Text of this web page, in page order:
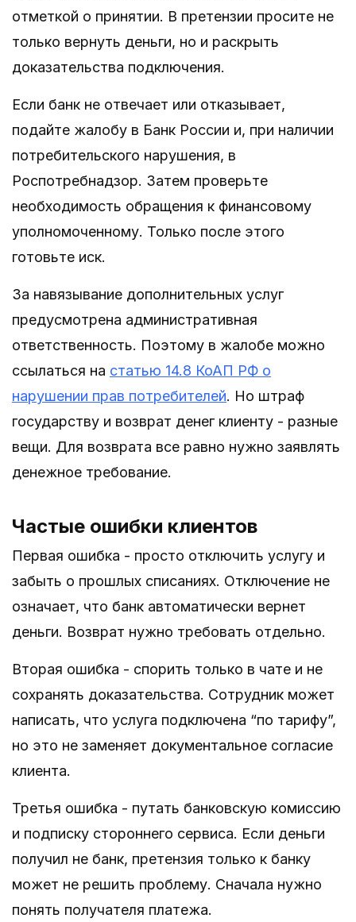
отметкой о принятии. В претензии просите не
только вернуть деньги, но и раскрыть
доказательства подключения.
Если банк не отвечает или отказывает,
подайте жалобу в Банк России и, при наличии
потребительского нарушения, в
Роспотребнадзор. Затем проверьте
необходимость обращения к финансовому
уполномоченному. Только после этого
готовьте иск.
За навязывание дополнительных услуг
предусмотрена административная
ответственность. Поэтому в жалобе можно
ссылаться на статью 14.8 КоАП РФ о
нарушении прав потребителей. Но штраф
государству и возврат денег клиенту - разные
вещи. Для возврата все равно нужно заявлять
денежное требование.
Частые ошибки клиентов
Первая ошибка - просто отключить услугу и
забыть о прошлых списаниях. Отключение не
означает, что банк автоматически вернет
деньги. Возврат нужно требовать отдельно.
Вторая ошибка - спорить только в чате и не
сохранять доказательства. Сотрудник может
написать, что услуга подключена “по тарифу”,
но это не заменяет документальное согласие
клиента.
Третья ошибка - путать банковскую комиссию
и подписку стороннего сервиса. Если деньги
получил не банк, претензия только к банку
может не решить проблему. Сначала нужно
понять получателя платежа.